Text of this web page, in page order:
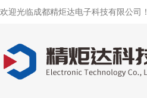
欢迎光临成都精炬达电子科技有限公司！